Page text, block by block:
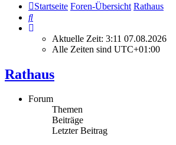
Startseite Foren-Übersicht Rathaus
Suche
Aktuelle Zeit: 3:11 07.08.2026
Alle Zeiten sind UTC+01:00
Rathaus
Forum
Themen
Beiträge
Letzter Beitrag